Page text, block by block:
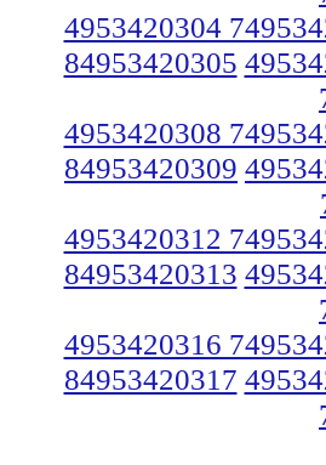
4953420304
84953420305
4953420308
84953420309
4953420312
84953420313
4953420316
84953420317